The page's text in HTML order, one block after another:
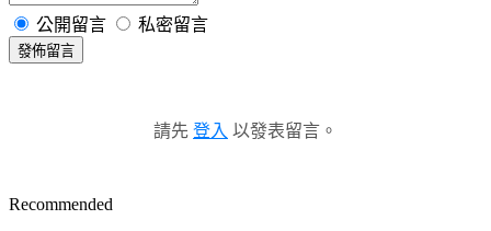
公開留言 私密留言
發佈留言
請先 登入 以發表留言。
Recommended